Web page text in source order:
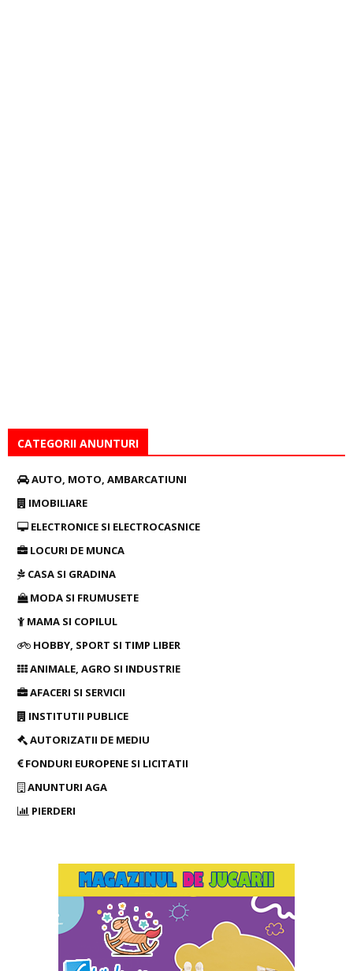
CATEGORII ANUNTURI
AUTO, MOTO, AMBARCATIUNI
IMOBILIARE
ELECTRONICE SI ELECTROCASNICE
LOCURI DE MUNCA
CASA SI GRADINA
MODA SI FRUMUSETE
MAMA SI COPILUL
HOBBY, SPORT SI TIMP LIBER
ANIMALE, AGRO SI INDUSTRIE
AFACERI SI SERVICII
INSTITUTII PUBLICE
AUTORIZATII DE MEDIU
FONDURI EUROPENE SI LICITATII
ANUNTURI AGA
PIERDERI